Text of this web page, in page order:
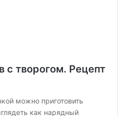
с творогом. Рецепт
можно приготовить
как нарядный